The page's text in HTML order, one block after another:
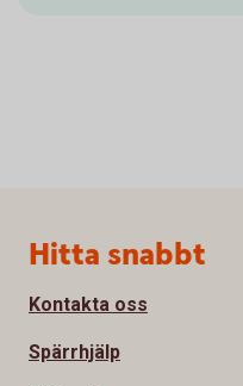
Sidfot
Hitta snabbt
Kontakta oss
Spärrhjälp